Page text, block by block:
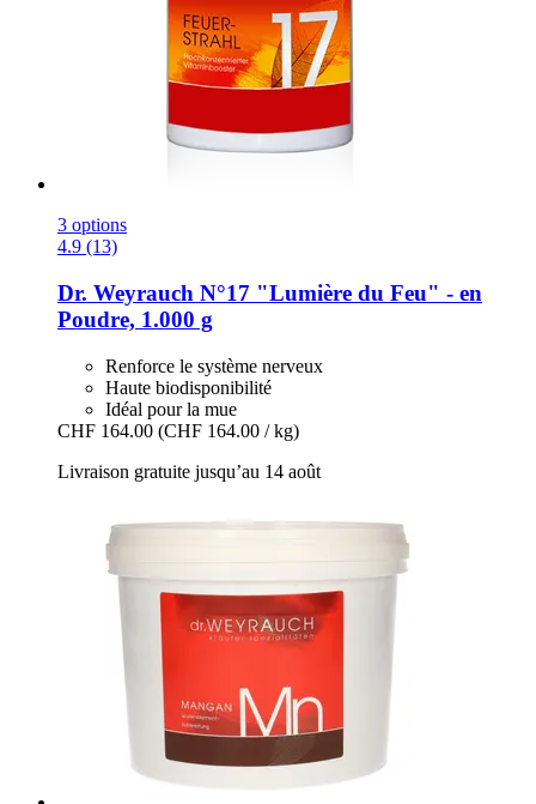
3 options
4.9 (13)
Dr. Weyrauch N°17 "Lumière du Feu" -​ en
Poudre, 1.000 g
Renforce le système nerveux
Haute biodisponibilité
Idéal pour la mue
CHF 164.00 (CHF 164.00 / kg)
Livraison gratuite jusqu’au 14 août